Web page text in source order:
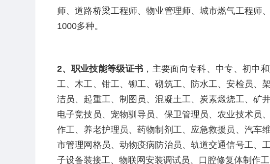
师、道路桥梁工程师、物业管理师、城市燃气工程师
1000多种。
2、职业技能等级证书 ，主要面向专科、中专、初中
工、木工、钳工、铆工、砌筑工、防水工、安检员、
洁员、起重工、制图员、混凝土工、炭素煅烧工、矿
电子竞技员、宠物驯导员、保卫管理员、农业技术员
作工、养老护理员、药物制剂工、应急救援员、汽车
市管理网格员、动物疫病防治员、轨道交通信号工、
子设备装接工、物联网安装调试员、口腔修复体制作